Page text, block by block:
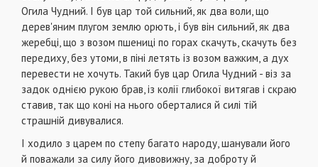
Огила Чудний. І був цар той сильний, як два воли, що
дерев'яним плугом землю орють, і був він сильний, як два
жеребці, що з возом пшениці по горах скачуть, скачуть без
передиху, без утоми, в піні летять із возом важким, а дух
перевести не хочуть. Такий був цар Огила Чудний - віз за
задок однією рукою брав, із колії глибокої витягав і скраю
ставив, так що коні на нього оберталися й силі тій
страшній дивувалися.
І ходило з царем по степу багато народу, шанували його
й поважали за силу його дивовижну, за доброту й